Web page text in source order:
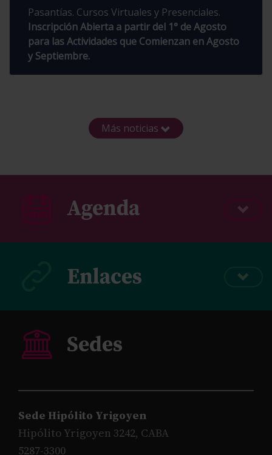
Pasantías. Cursos Virtuales y Presenciales.
Inscripción Abierta a partir del 1° de Agosto
para las Actividades que Comienzan en Agosto
y Septiembre.
Más noticias
Sede Hipólito Yrigoyen
Hipólito Yrigoyen 3242, CABA
5287-3300